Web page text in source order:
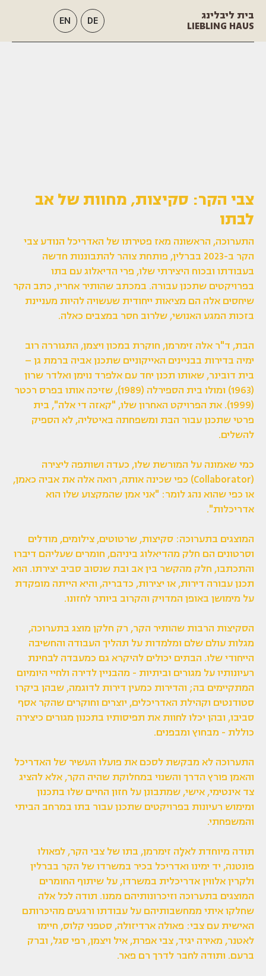
צבי הקר: סקיצות, מחוות של אב
לבתו
התערוכה, הראשונה מאז פטירתו של האדריכל הנודע צבי
הקר ב-2023 בברלין, פותחת צוהר להתבוננות חדשה
בעבודתו ובכוח היצירתי שלו, פרי הדיאלוג עם בתו
בפרויקטים שתכנן עבורה. במכתב שהותיר אחריו, כתב הקר
שיחסים אלה הם מציאות ייחודית שעשויה להיות מעניינת
בזכות המגע האנושי, שלרוב חסר במצבים כאלה.
הבת, ד"ר אלה זימרמן, חוקרת במכון ויצמן, התגוררה רוב
ימיה בדירות בבניינים האייקוניים שתכנן אביה ברמת גן –
בית דובינר, שאותו תכנן יחד עם אלפרד נוימן ואלדר שרון
(1963) ומולו בית הספירלה (1989), שזיכה אותו בפרס רכטר
(1999). את הפרויקט האחרון שלו, "קאזה די אלה", בית
פרטי שתכנן עבור הבת ומשפחתה באיטליה, לא הספיק
להשלים.
כמי שאמונה על המורשת שלו, כעדה ושותפה ליצירה
(Collaborator) כפי שכינה אותה, רואה אלה את אביה כאמן,
או כפי שהוא נהג לומר: "אני אמן שהמקצוע שלו הוא
אדריכלות".
המוצגים בתערוכה: סקיצות, שרטוטים, צילומים, מודלים
וסרטונים הם חלק מהדיאלוג ביניהם, חומרים שעליהם דיברו
והתכתבו, חלק מהקשר בין אב ובת שנסוב סביב יצירתו. הוא
תכנן עבורה דירות, או יצירות, כדבריה, והיא הייתה מופקדת
על מימושן באופן המדויק והקרוב ביותר לחזונו.
הסקיצות הרבות שהותיר הקר, רק חלקן מוצג בתערוכה,
מגלות עולם שלם ומלמדות על תהליך העבודה והחשיבה
הייחודי שלו. הבתים יכולים להיקרא גם כמעבדה לבחינת
רעיונותיו על מגורים וביתיות - מהבניין לדירה ולחיי היומיום
המתקיימים בה; והדירות כמעין דירות לדוגמה, שבהן ביקרו
סטודנטים וקהילת האדריכלים, יוצרים וחוקרים שהקר אסף
סביבו, ובהן יכלו לחוות את תפיסותיו בתכנון מגורים כיצירה
כוללת - מבחוץ ומבפנים.
התערוכה לא מבקשת לסכם את פועלו העשיר של האדריכל
והאמן פורץ הדרך והשנוי במחלוקת שהיה הקר, אלא להציג
צד אינטימי, אישי, שמתבונן על חזון החיים שלו בתכנון
ומימוש רעיונות בפרויקטים שתכנן עבור בתו במרחב הביתי
והמשפחתי.
תודה מיוחדת לאלָה זימרמן, בתו של צבי הקר, לפאולו
פונטנה, יד ימינו ואדריכל בכיר במשרדו של הקר בברלין
ולקרין אלווין אדריכלית במשרדו, על שיתוף החומרים
המוצגים בתערוכה וזיכרונותיהם ממנו. תודה לכל אלה
שחלקו איתי ממחשבותיהם על עבודתו ורגעים מהיכרותם
האישית עם צבי: פאולה ארדיזולה, סטפני קלוס, חיימו
לאטנר, מאירה יגיד, צבי אפרת, איל ויצמן, רפי סגל, וברק
ברעם. ותודה לחבר לדרך רם פאר.
בית ליבלינג
LIEBLING HAUS
EN DE